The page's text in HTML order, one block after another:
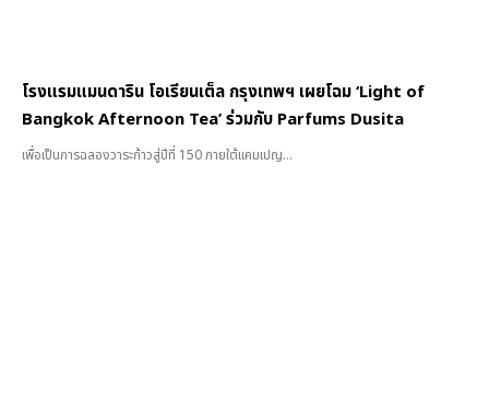
โรงแรมแมนดาริน โอเรียนเต็ล กรุงเทพฯ เผยโฉม ‘Light of
Bangkok Afternoon Tea’ ร่วมกับ Parfums Dusita
เพื่อเป็นการฉลองวาระก้าวสู่ปีที่ 150 ภายใต้แคมเปญ...